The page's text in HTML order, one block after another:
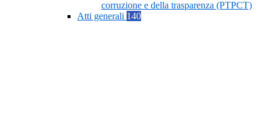
corruzione e della trasparenza (PTPCT)
Atti generali 140